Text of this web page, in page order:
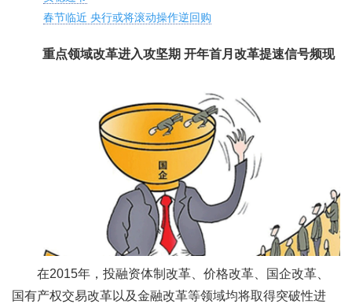
春节临近 央行或将滚动操作逆回购
重点领域改革进入攻坚期 开年首月改革提速信号频现
在2015年，投融资体制改革、价格改革、国企改革、
国有产权交易改革以及金融改革等领域均将取得突破性进